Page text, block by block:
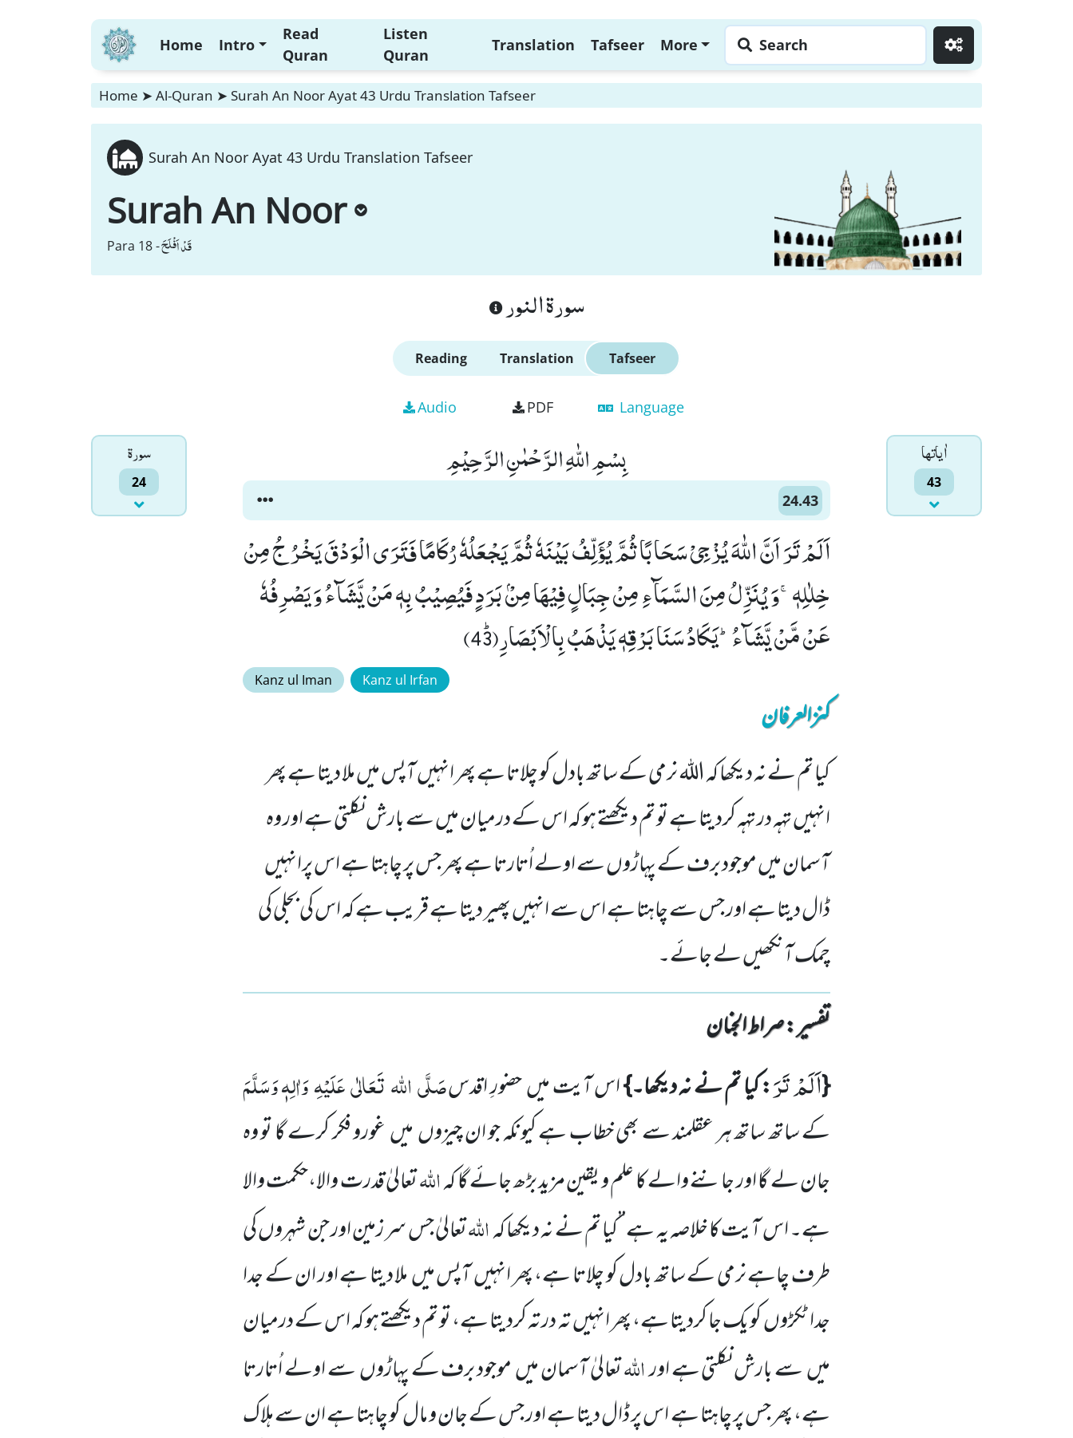
Home Intro
Read
Quran
Listen
Quran
Translation Tafseer More Search
Home ➤ Al-Quran ➤ Surah An Noor Ayat 43 Urdu Translation Tafseer
Surah An Noor Ayat 43 Urdu Translation Tafseer
Surah An Noor
Para 18 -قَدْ اَفْلَحَ
سورة النور
Reading Translation Tafseer
Audio PDF Language
سورۃ
24
اٰياتها
43
بِسْمِ اللّٰهِ الرَّحْمٰنِ الرَّحِیْمِ
24.43
اَلَمْ تَرَ اَنَّ اللّٰهَ یُزْجِیْ سَحَابًا ثُمَّ یُؤَلِّفُ بَیْنَهٗ ثُمَّ یَجْعَلُهٗ رُكَامًا فَتَرَى الْوَدْقَ یَخْرُ جُ مِنْ
خِلٰلِهٖۚ-وَ یُنَزِّلُ مِنَ السَّمَآءِ مِنْ جِبَالٍ فِیْهَا مِنْۢ بَرَدٍ فَیُصِیْبُ بِهٖ مَنْ یَّشَآءُ وَ یَصْرِفُهٗ
عَنْ مَّنْ یَّشَآءُؕ-یَكَادُ سَنَا بَرْقِهٖ یَذْهَبُ بِالْاَبْصَارِﭤ(43)
Kanz ul Iman Kanz ul Irfan
کنزالعرفان
کیا تم نے نہ دیکھا کہ اللہ نرمی کے ساتھ بادل کو چلاتا ہے پھر انہیں آپس میں ملا دیتا ہے پھر
انہیں تہہ در تہہ کردیتا ہے تو تم دیکھتے ہو کہ اس کے درمیان میں سے بارش نکلتی ہے اور وہ
آسمان میں موجود برف کے پہاڑوں سے اولے اُتارتا ہے پھر جس پر چاہتا ہے اس پرانہیں
ڈال دیتا ہے اور جس سے چاہتا ہے اس سے انہیں پھیر دیتا ہے قریب ہے کہ اس کی بجلی کی
چمک آنکھیں لے جائے۔
تفسیر : ‎صراط الجنان
{اَلَمْ تَرَ: کیا تم نے نہ دیکھا۔}اس آیت میںحضورِ اقدسصَلَّیاللہتَعَالٰیعَلَیْہِوَاٰلِہٖ وَسَلَّمَ
کے ساتھ ساتھ ہر عقلمند سے بھی خطاب ہے کیونکہ جو ان چیزوںمیںغورو فکر کرے گا تو وہ
جان لے گا اور جاننے والے کا علم و یقین مزید بڑھ جائے گا کہاللہتعالیٰ قدرت والا،حکمت والا
ہے۔ اس آیت کا خلاصہ یہ ہے’’کیا تم نے نہ دیکھا کہاللہتعالیٰ جس سر زمین اور جن شہروں کی
طرف چاہے نرمی کے ساتھ بادل کو چلاتا ہے، پھر انہیںآپس میںملا دیتا ہے اور ان کے جدا
جدا ٹکڑوںکو یکجا کردیتا ہے، پھر انہیںتہ در تہ کردیتا ہے، تو تم دیکھتے ہو کہ اس کے درمیان
میںسے بارش نکلتی ہے اوراللہتعالیٰ آسمانمیںموجود برف کے پہاڑوںسے اولے اُتارتا
ہے، پھر جس پر چاہتا ہے اس پر ڈال دیتا ہے اور جس کے جان و مال کو چاہتا ہے ان سے ہلاک